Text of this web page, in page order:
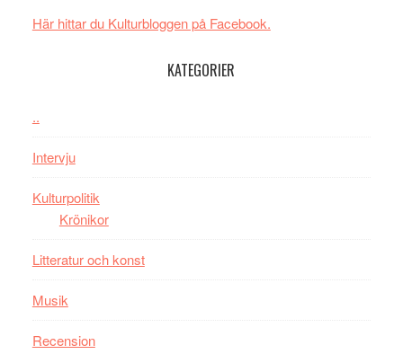
Här hittar du Kulturbloggen på Facebook.
KATEGORIER
..
Intervju
Kulturpolitik
Krönikor
Litteratur och konst
Musik
Recension